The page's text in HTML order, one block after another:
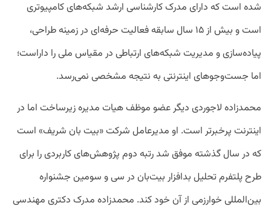
شده است که دارای مدرک کارشناسی ارشد شبکه‌های کامپیوتری
است و بیش از ۱۵ سال سابقه فعالیت حرفه‌ای در زمینه طراحی،
پیاده‌سازی و مدیریت شبکه‌های ارتباطی در مقیاس ملی را داراست؛
اما جست‌وجوهای اینترنتی به نتیجه مشخصی نمی‌رسد.
محمدزاده لاجوردی دیگر عضو موظف هیات مدیره زیرساخت اما در
اینترنت پرخبرتر است. او مدیرعامل شرکت «بیت بان شریف» است
که در سال گذشته موفق شد رتبه دوم پژوهش‌های کاربردی را برای
طرح پلتفرم تحلیل بدافزار بیت‌بان در سی و سومین جشنواره
بین‌المللی خوارزمی از آن خود کند. محمدزاده مدرک دکتری مهندسی